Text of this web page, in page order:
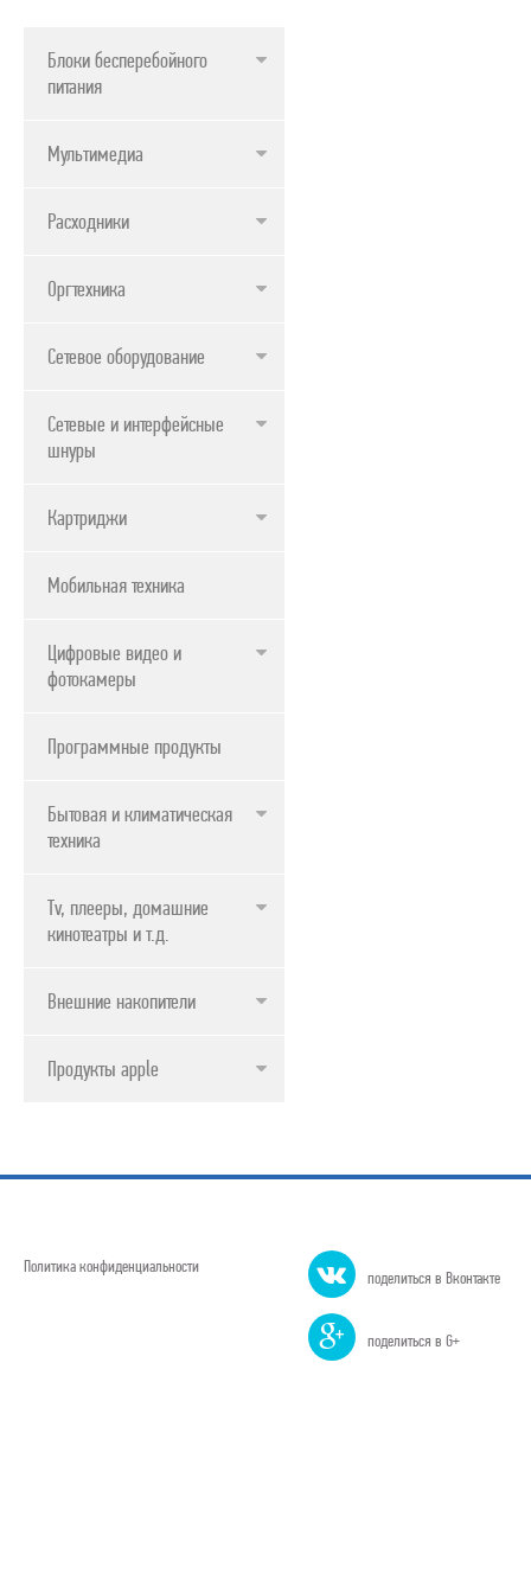
Блоки бесперебойного
питания
Мультимедиа
Расходники
Оргтехника
Сетевое оборудование
Сетевые и интерфейсные
шнуры
Картриджи
Мобильная техника
Цифровые видео и
фотокамеры
Программные продукты
Бытовая и климатическая
техника
Tv, плееры, домашние
кинотеатры и т.д.
Внешние накопители
Продукты apple
Политика конфиденциальности
поделиться в Вконтакте
поделиться в G+